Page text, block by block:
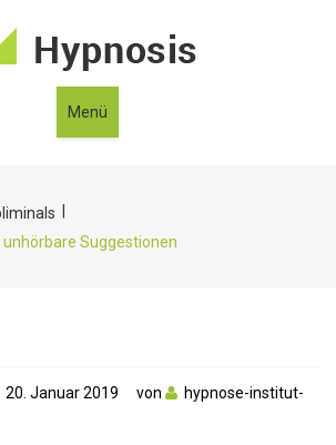
Menü
Suggestionen
20. Januar 2019 von
hypnose-institut-